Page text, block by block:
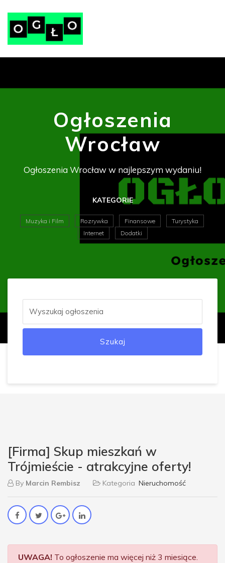
Ogłoszenia
Wrocław
Ogłoszenia Wrocław w najlepszym wydaniu!
KATEGORIE
Muzyka i Film Rozrywka Finansowe
Turystyka
Internet
Dodatki
Szukaj
[Firma] Skup mieszkań w
Trójmieście - atrakcyjne oferty!
By Marcin Rembisz Kategoria Nieruchomość
UWAGA! To ogłoszenie ma więcej niż 3 miesiące.